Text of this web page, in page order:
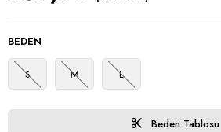
BEDEN
S M L
Beden Tablosu